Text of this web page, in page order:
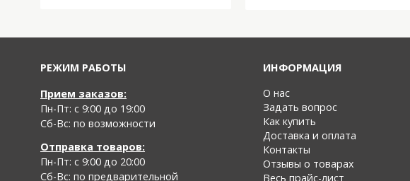
РЕЖИМ РАБОТЫ
Прием заказов:
Пн-Пт: с 9:00 до 19:00
Cб-Вс: по возможности
Отправка товаров:
Пн-Пт: с 9:00 до 20:00
Cб-Вс: по предварительной
ИНФОРМАЦИЯ
О нас
Задать вопрос
Как купить
Доставка и оплата
Контакты
Отзывы о товарах
Весь прайс-лист